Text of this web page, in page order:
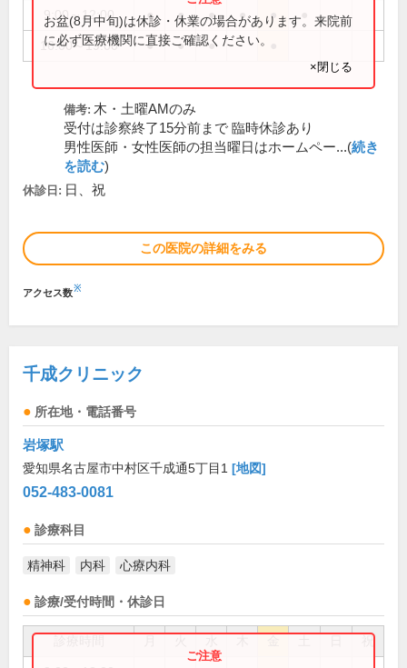
9:00～12:00 ● ● ● ● ●
16:00～19:00 ● ● ●
お盆(8月中旬)は休診・休業の場合があります。来院前
に必ず医療機関に直接ご確認ください。
×閉じる
備考: 木・土曜AMのみ
受付は診察終了15分前まで 臨時休診あり
男性医師・女性医師の担当曜日はホームペー...(続き
を読む)
休診日: 日、祝
この医院の詳細をみる
アクセス数※
千成クリニック
所在地・電話番号
岩塚駅
愛知県名古屋市中村区千成通5丁目1 [地図]
052-483-0081
診療科目
精神科 内科 心療内科
診療/受付時間・休診日
祝